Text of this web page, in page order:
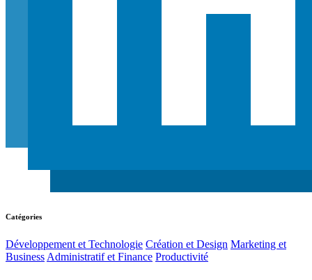
Catégories
Développement et Technologie Création et Design Marketing et
Business Administratif et Finance Productivité